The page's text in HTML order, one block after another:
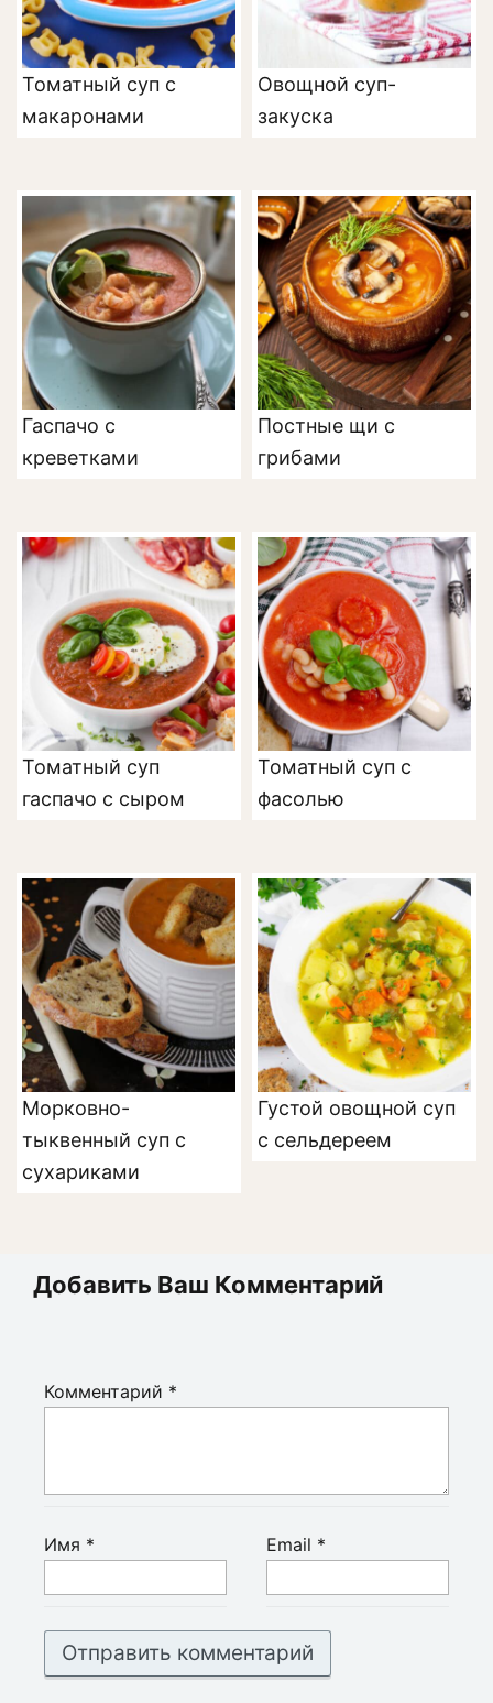
Томатный суп с
макаронами
Овощной суп-
закуска
Гаспачо с
креветками
Постные щи с
грибами
Томатный суп
гаспачо с сыром
Томатный суп с
фасолью
Морковно-
тыквенный суп с
сухариками
Густой овощной суп
с сельдереем
Добавить Ваш Комментарий
Комментарий *
Имя * Email *